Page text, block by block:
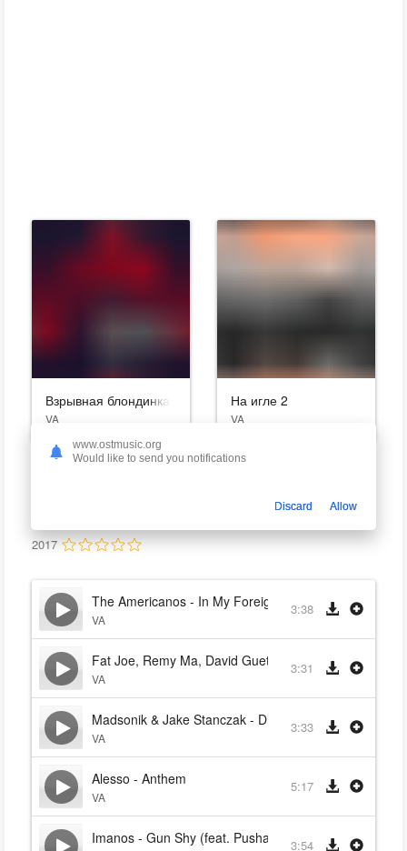
Взрывная блондинка
VA
На игле 2
VA
2017
The Americanos - In My Foreign (feat. Ty Dolla $ign,
VA
3:38
Fat Joe, Remy Ma, David Guetta & Glowinthedark -
VA
3:31
Madsonik & Jake Stanczak - Divebomb (feat. Tom
VA
3:33
Alesso - Anthem
VA
5:17
Imanos - Gun Shy (feat. Pusha T & Karen Harding)
3:54
www.ostmusic.org
Would like to send you notifications
Discard Allow